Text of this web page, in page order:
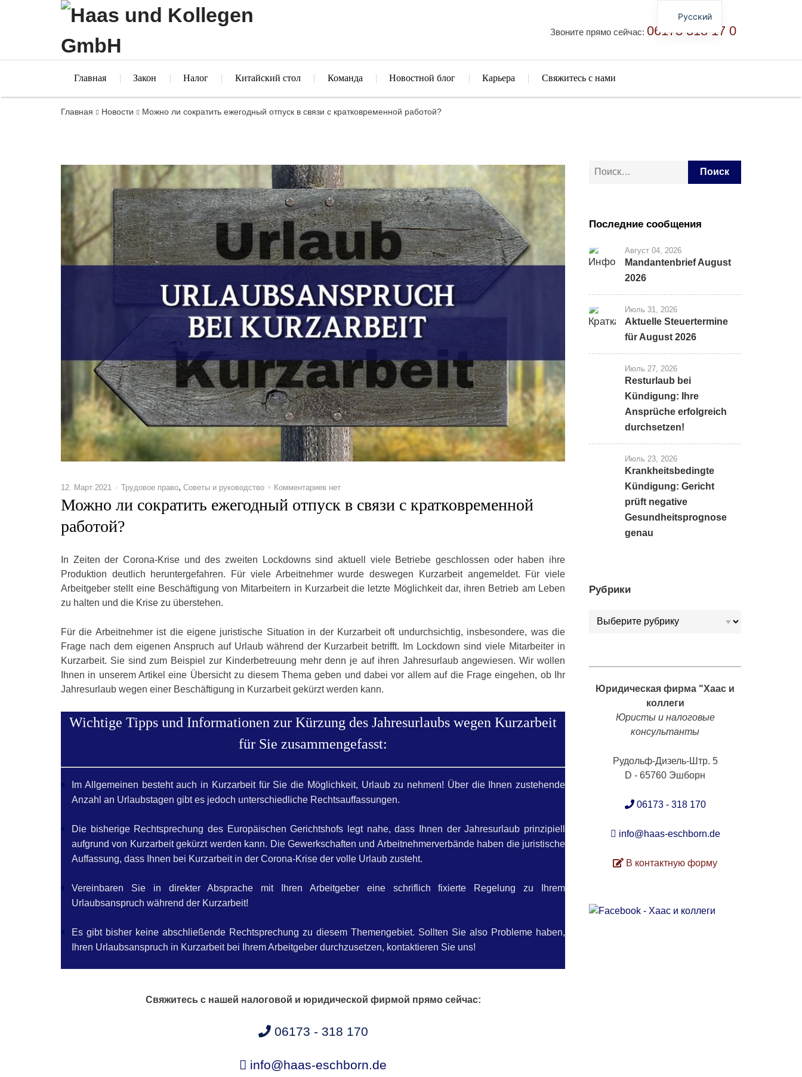
Звоните прямо сейчас: 06173 318 17 0
Главная Закон Налог Китайский стол Команда Новостной блог Карьера Свяжитесь с нами
Главная Новости Можно ли сократить ежегодный отпуск в связи с кратковременной работой?
12. Март 2021 Трудовое право, Советы и руководство Комментариев нет
Можно ли сократить ежегодный отпуск в связи с кратковременной
работой?
In Zeiten der Corona-Krise und des zweiten Lockdowns sind aktuell viele Betriebe geschlossen oder haben ihre
Produktion deutlich heruntergefahren. Für viele Arbeitnehmer wurde deswegen Kurzarbeit angemeldet. Für viele
Arbeitgeber stellt eine Beschäftigung von Mitarbeitern in Kurzarbeit die letzte Möglichkeit dar, ihren Betrieb am Leben
zu halten und die Krise zu überstehen.
Für die Arbeitnehmer ist die eigene juristische Situation in der Kurzarbeit oft undurchsichtig, insbesondere, was die
Frage nach dem eigenen Anspruch auf Urlaub während der Kurzarbeit betrifft. Im Lockdown sind viele Mitarbeiter in
Kurzarbeit. Sie sind zum Beispiel zur Kinderbetreuung mehr denn je auf ihren Jahresurlaub angewiesen. Wir wollen
Ihnen in unserem Artikel eine Übersicht zu diesem Thema geben und dabei vor allem auf die Frage eingehen, ob Ihr
Jahresurlaub wegen einer Beschäftigung in Kurzarbeit gekürzt werden kann.
Wichtige Tipps und Informationen zur Kürzung des Jahresurlaubs wegen Kurzarbeit
für Sie zusammengefasst:
Im Allgemeinen besteht auch in Kurzarbeit für Sie die Möglichkeit, Urlaub zu nehmen! Über die Ihnen zustehende
Anzahl an Urlaubstagen gibt es jedoch unterschiedliche Rechtsauffassungen.
Die bisherige Rechtsprechung des Europäischen Gerichtshofs legt nahe, dass Ihnen der Jahresurlaub prinzipiell
aufgrund von Kurzarbeit gekürzt werden kann. Die Gewerkschaften und Arbeitnehmerverbände haben die juristische
Auffassung, dass Ihnen bei Kurzarbeit in der Corona-Krise der volle Urlaub zusteht.
Vereinbaren Sie in direkter Absprache mit Ihren Arbeitgeber eine schriflich fixierte Regelung zu Ihrem
Urlaubsanspruch während der Kurzarbeit!
Es gibt bisher keine abschließende Rechtsprechung zu diesem Themengebiet. Sollten Sie also Probleme haben,
Ihren Urlaubsanspruch in Kurzarbeit bei Ihrem Arbeitgeber durchzusetzen, kontaktieren Sie uns!
Свяжитесь с нашей налоговой и юридической фирмой прямо сейчас:
06173 - 318 170
info@haas-eschborn.de
Найти:
Последние сообщения
Август 04, 2026
Mandantenbrief August
2026
Июль 31, 2026
Aktuelle Steuertermine
für August 2026
Июль 27, 2026
Resturlaub bei
Kündigung: Ihre
Ansprüche erfolgreich
durchsetzen!
Июль 23, 2026
Krankheitsbedingte
Kündigung: Gericht
prüft negative
Gesundheitsprognose
genau
Рубрики
Рубрики
Юридическая фирма "Хаас и
коллеги
Юристы и налоговые
консультанты
Рудольф-Дизель-Штр. 5
D - 65760 Эшборн
06173 - 318 170
info@haas-eschborn.de
В контактную форму
Русский
Deutsch